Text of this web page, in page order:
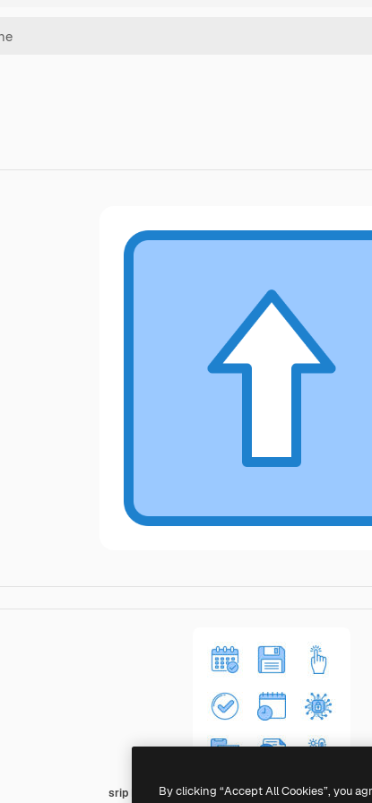
srip Blue
By clicking “Accept All Cookies”, you